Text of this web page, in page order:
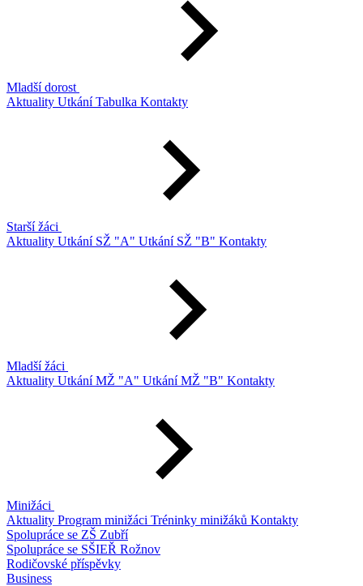
Mladší dorost
Aktuality UtkáníTabulka Kontakty
Starší žáci
Aktuality Utkání SŽ "A" Utkání SŽ "B" Kontakty
Mladší žáci
Aktuality Utkání MŽ "A" Utkání MŽ "B" Kontakty
Minižáci
Aktuality Program minižáci Tréninky minižáků Kontakty
Spolupráce se ZŠ Zubří
Spolupráce se SŠIEŘ Rožnov
Rodičovské příspěvky
Business